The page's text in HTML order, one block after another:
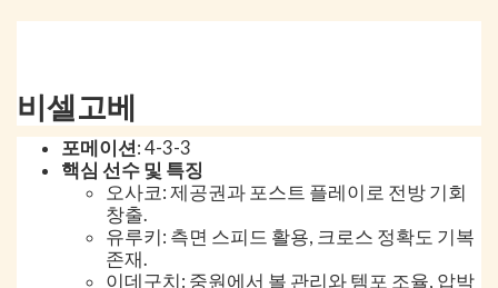
비셀고베
포메이션: 4-3-3
핵심 선수 및 특징
오사코: 제공권과 포스트 플레이로 전방 기회
창출.
유루키: 측면 스피드 활용, 크로스 정확도 기복
존재.
이데구치: 중원에서 볼 관리와 템포 조율, 압박